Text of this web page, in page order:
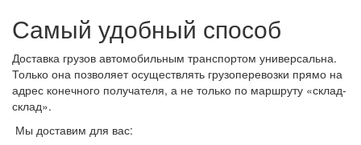
Самый удобный способ
Доставка грузов автомобильным транспортом универсальна.
Только она позволяет осуществлять грузоперевозки прямо на
адрес конечного получателя, а не только по маршруту «склад-
склад».
Мы доставим для вас: